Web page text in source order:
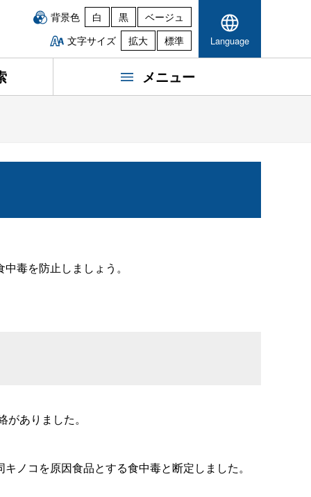
背景色 白 黒
ベージュ
文字サイズ
拡大 標準 Language
メニュー
毒を防止しましょう。
ありました。
コを原因食品とする食中毒と断定しました。